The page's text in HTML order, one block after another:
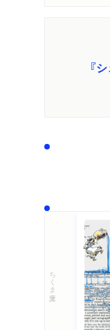
『
ちくま文庫